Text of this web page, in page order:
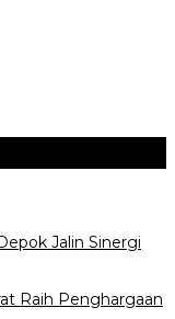
Jalin Sinergi
Raih Penghargaan